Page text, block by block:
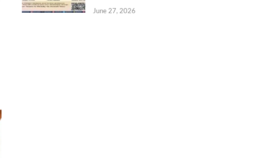
June 27, 2026